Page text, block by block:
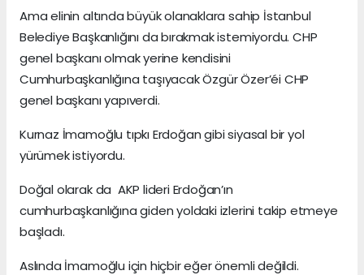
Ama elinin altında büyük olanaklara sahip İstanbul
Belediye Başkanlığını da bırakmak istemiyordu. CHP
genel başkanı olmak yerine kendisini
Cumhurbaşkanlığına taşıyacak Özgür Özer’éi CHP
genel başkanı yapıverdi.
Kurnaz İmamoğlu tıpkı Erdoğan gibi siyasal bir yol
yürümek istiyordu.
Doğal olarak da AKP lideri Erdoğan’ın
cumhurbaşkanlığına giden yoldaki izlerini takip etmeye
başladı.
Aslında İmamoğlu için hiçbir eğer önemli değildi.